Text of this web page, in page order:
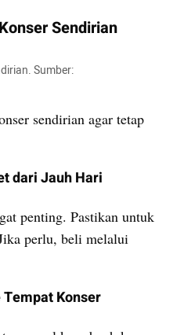
Sendirian
Sumber:
sendirian agar tetap
dari Jauh Hari
penting. Pastikan untuk
perlu, beli melalui
Konser